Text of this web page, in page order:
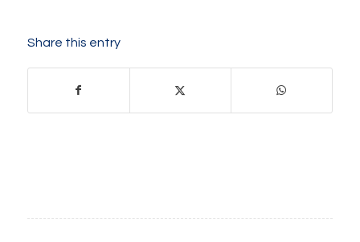
Share this entry